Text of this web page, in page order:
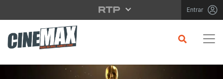
Saltar para o conteúdo principal Entrar